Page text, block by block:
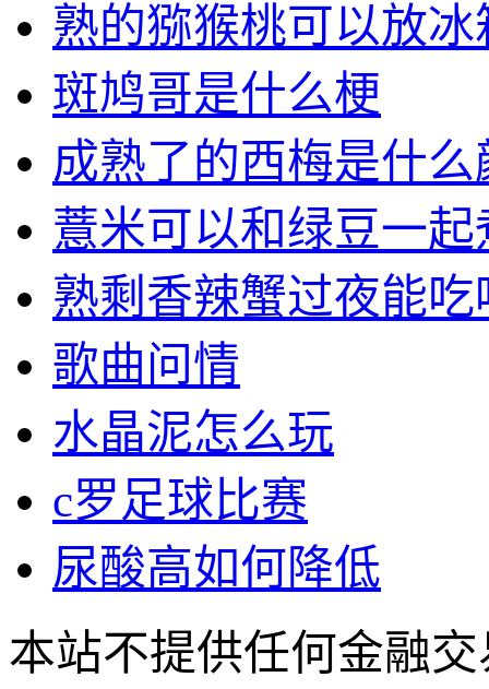
熟的猕猴桃可以放冰
斑鸠哥是什么梗
成熟了的西梅是什么
薏米可以和绿豆一起
熟剩香辣蟹过夜能吃
歌曲问情
水晶泥怎么玩
c罗足球比赛
尿酸高如何降低
本站不提供任何金融